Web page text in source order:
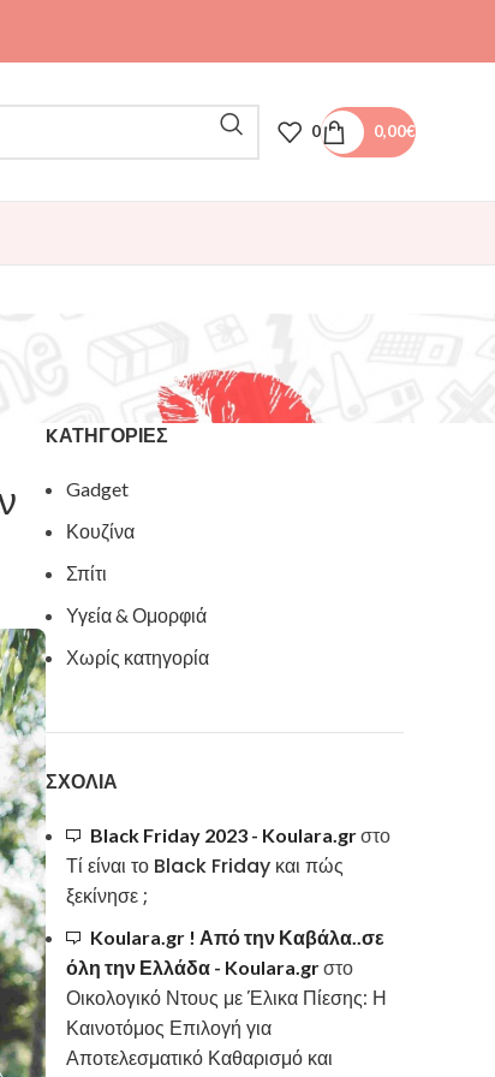
0 0,00€
KΑΤΗΓΟΡΊΕΣ
Gadget
Κουζίνα
Σπίτι
Υγεία & Ομορφιά
Χωρίς κατηγορία
ΣΧΌΛΙΑ
Black Friday 2023 - Koulara.grστο
Τί είναι το Black Friday και πώς
ξεκίνησε ;
Koulara.gr ! Από την Καβάλα..σε
όλη την Ελλάδα - Koulara.grστο
Οικολογικό Ντους με Έλικα Πίεσης: Η
Καινοτόμος Επιλογή για
Αποτελεσματικό Καθαρισμό και